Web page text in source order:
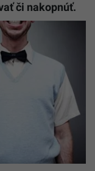
či nakopnúť.